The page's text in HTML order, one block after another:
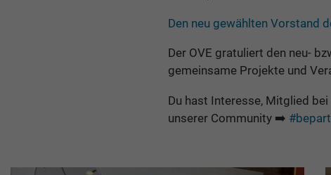
Den neu gewählten Vorstand
Der OVE gratuliert den neu-
gemeinsame Projekte und
Du hast Interesse, Mitglied bei
unserer Community ➡️